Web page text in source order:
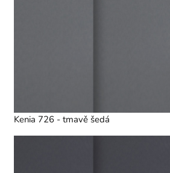
Kenia 726 - tmavě šedá